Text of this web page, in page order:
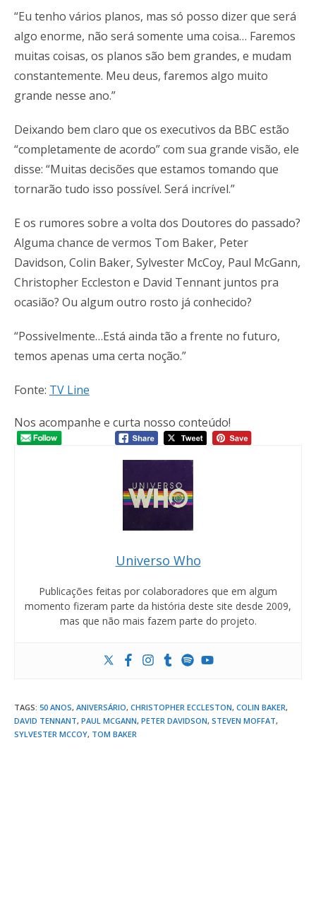
“Eu tenho vários planos, mas só posso dizer que será
algo enorme, não será somente uma coisa… Faremos
muitas coisas, os planos são bem grandes, e mudam
constantemente. Meu deus, faremos algo muito
grande nesse ano.”
Deixando bem claro que os executivos da BBC estão
“completamente de acordo” com sua grande visão, ele
disse: “Muitas decisões que estamos tomando que
tornarão tudo isso possível. Será incrível.”
E os rumores sobre a volta dos Doutores do passado?
Alguma chance de vermos Tom Baker, Peter
Davidson, Colin Baker, Sylvester McCoy, Paul McGann,
Christopher Eccleston e David Tennant juntos pra
ocasião? Ou algum outro rosto já conhecido?
“Possivelmente…Está ainda tão a frente no futuro,
temos apenas uma certa noção.”
Fonte: TV Line
Nos acompanhe e curta nosso conteúdo!
Universo Who
Publicações feitas por colaboradores que em algum
momento fizeram parte da história deste site desde 2009,
mas que não mais fazem parte do projeto.
TAGS: 50 ANOS, ANIVERSÁRIO, CHRISTOPHER ECCLESTON, COLIN BAKER,
DAVID TENNANT, PAUL MCGANN, PETER DAVIDSON, STEVEN MOFFAT,
SYLVESTER MCCOY, TOM BAKER